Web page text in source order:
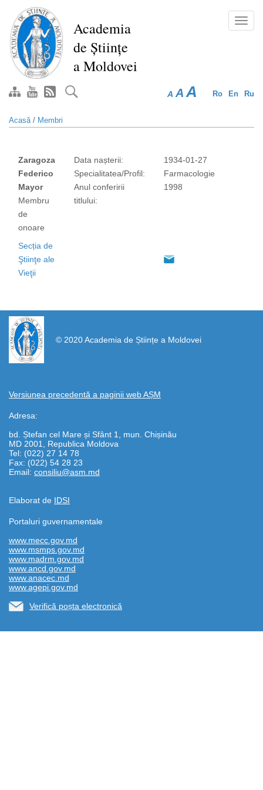
conţinutul
principal
Academia
de Științe
a Moldovei
Ro En Ru
A A A
Acasă/ Membri
Zaragoza
Federico
Mayor
Membru
de
onoare
Data nașterii:
Specialitatea/Profil:
Anul conferirii
titlului:
1934-01-27
Farmacologie
1998
Secția de
Ştiinţe ale
Vieţii
© 2020 Academia de Științe a Moldovei
Versiunea precedentă a paginii web AȘM
Adresa:
bd. Ștefan cel Mare și Sfânt 1, mun. Chișinău
MD 2001, Republica Moldova
Tel: (022) 27 14 78
Fax: (022) 54 28 23
Email: consiliu@asm.md
Elaborat de IDSI
https://propletenie.ru/
Portaluri guvernamentale
www.mecc.gov.md
www.msmps.gov.md
www.madrm.gov.md
www.ancd.gov.md
www.anacec.md
www.agepi.gov.md
Verifică poșta electronică